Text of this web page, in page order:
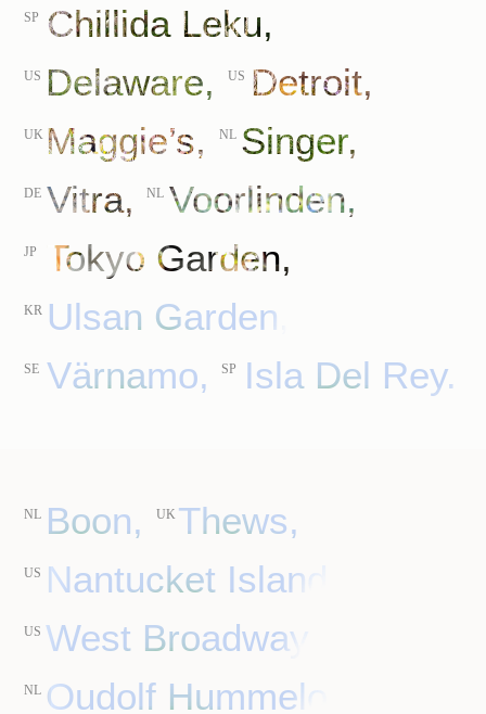
SP Chillida Leku,
US Delaware, US Detroit,
UK Maggie’s, NL Singer,
DE Vitra, NL Voorlinden,
JP Tokyo Garden,
KR Ulsan Garden,
SE Värnamo, SP Isla Del Rey.
NL Boon, UK Thews,
US Nantucket Island,
US West Broadway,
NL Oudolf Hummelo,